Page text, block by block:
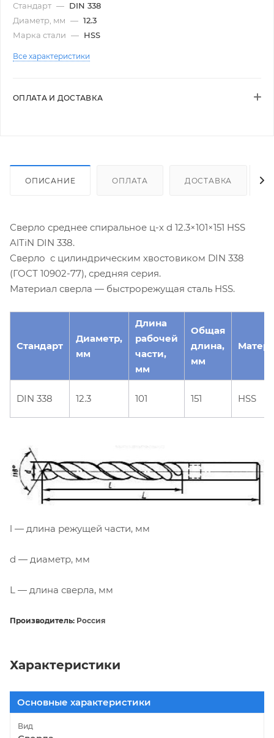
Стандарт — DIN 338
Диаметр, мм — 12.3
Марка стали — HSS
Все характеристики
ОПЛАТА И ДОСТАВКА
ОПИСАНИЕ ОПЛАТА ДОСТАВКА
Сверло среднее спиральное ц-х d 12.3×101×151 HSS
AlTiN DIN 338.
Сверло с цилиндрическим хвостовиком DIN 338
(ГОСТ 10902-77), средняя серия.
Материал сверла — быстрорежущая сталь HSS.
Стандарт
Диаметр,
мм
Длина
рабочей
части,
мм
Общая
длина,
мм
DIN 338 12.3 101 151 HSS
l — длина режущей части, мм
d — диаметр, мм
L — длина сверла, мм
Производитель: Россия
Характеристики
Основные характеристики
Вид